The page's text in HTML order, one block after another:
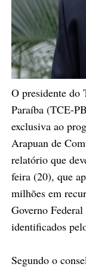
O presidente do
Paraíba (TCE-
exclusiva ao
Arapuan de
relatório que
feira (20), que
milhões em
Governo
identificados
Segundo o